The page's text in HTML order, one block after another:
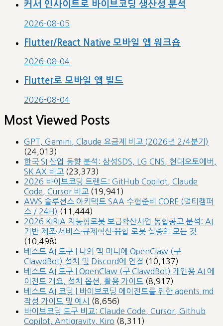
커서 인사이트로 바이브코딩 생산성 분석
2026-08-05
Flutter/React Native 모바일 앱 워크숍
2026-08-04
Flutter로 모바일 앱 빌드
2026-08-04
Most Viewed Posts
GPT, Gemini, Claude 요금제 비교 (2026년 2/4분기)
(24,013)
한국 SI 산업 동향 분석: 삼성SDS, LG CNS, 현대오토에버,
SK AX 비교 (23,373)
2026 바이브코딩 트랜드: GitHub Copilot, Claude
Code, Cursor 비교 (19,941)
AWS 솔루션스 아키텍트 SAA 수험준비 CORE (멀티캠퍼
스 / 24H) (11,444)
2026 KIRIA 지능형로봇 보급확산사업 통합공고 분석: AI
기반 제조·서비스·규제혁신·융합 로봇 실증의 모든 것
(10,498)
베스트 AI 도구 | 나의 맥 미니에 OpenClaw (구
ClawdBot) 설치 및 Discord에 연결 (10,137)
베스트 AI 도구 | OpenClaw (구 ClawdBot) 개인용 AI 에
이전트 개요, 설치 옵션, 활용 가이드 (8,917)
베스트 AI 코딩 | 바이브코딩 에이전트를 위한 agents.md
작성 가이드 및 예시
(8,656)
바이브코딩 도구 비교: Claude Code, Cursor, Github
Copilot, Antigravity, Kiro (8,311)